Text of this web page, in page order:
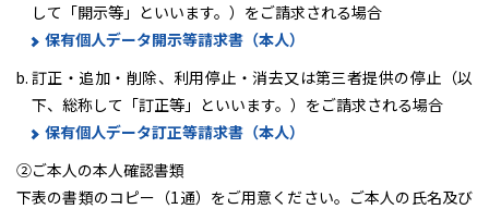
して「開示等」といいます。）をご請求される場合
保有個人データ開示等請求書（本人）
訂正・追加・削除、利用停止・消去又は第三者提供の停止（以
下、総称して「訂正等」といいます。）をご請求される場合
保有個人データ訂正等請求書（本人）
②ご本人の本人確認書類
下表の書類のコピー（1通）をご用意ください。ご本人の氏名及び